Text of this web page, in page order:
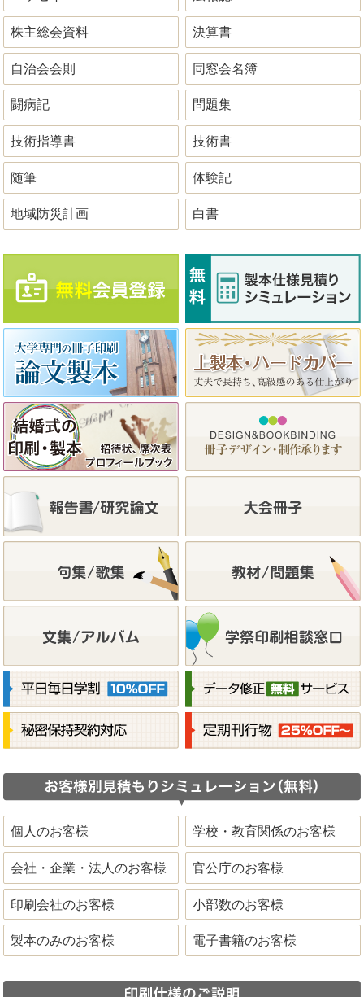
株主総会資料 決算書
自治会会則 同窓会名簿
闘病記 問題集
技術指導書 技術書
随筆 体験記
地域防災計画 白書
個人のお客様 学校・教育関係のお客様
会社・企業・法人のお客様 官公庁のお客様
印刷会社のお客様 小部数のお客様
製本のみのお客様 電子書籍のお客様